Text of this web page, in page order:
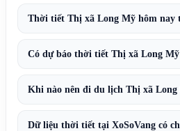
Thời tiết Thị xã Long Mỹ hôm nay
Có dự báo thời tiết Thị xã Long
Khi nào nên đi du lịch Thị xã Long
Dữ liệu thời tiết tại XoSoVang có